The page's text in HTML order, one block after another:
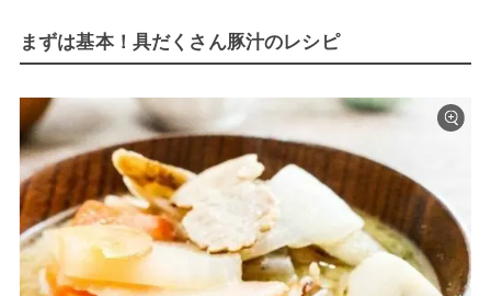
まずは基本！具だくさん豚汁のレシピ